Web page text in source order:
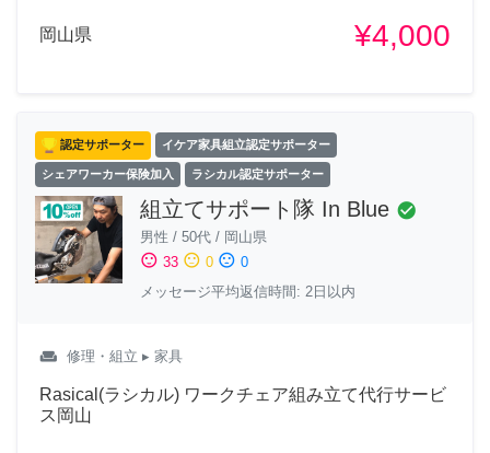
岡山県 ¥4,000
認定サポーター イケア家具組立認定サポーター
シェアワーカー保険加入 ラシカル認定サポーター
組立てサポート隊 In Blue check_circle
男性 / 50代 / 岡山県
sentiment_satisfied 33 sentiment_neutral 0 sentiment_dissatisfied 0
メッセージ平均返信時間: 2日以内
weekend 修理・組立 ▸ 家具
Rasical(ラシカル) ワークチェア組み立て代行サービ
ス岡山